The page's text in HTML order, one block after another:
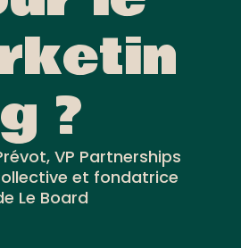
g ?
VP Partnerships
et fondatrice
Le Board